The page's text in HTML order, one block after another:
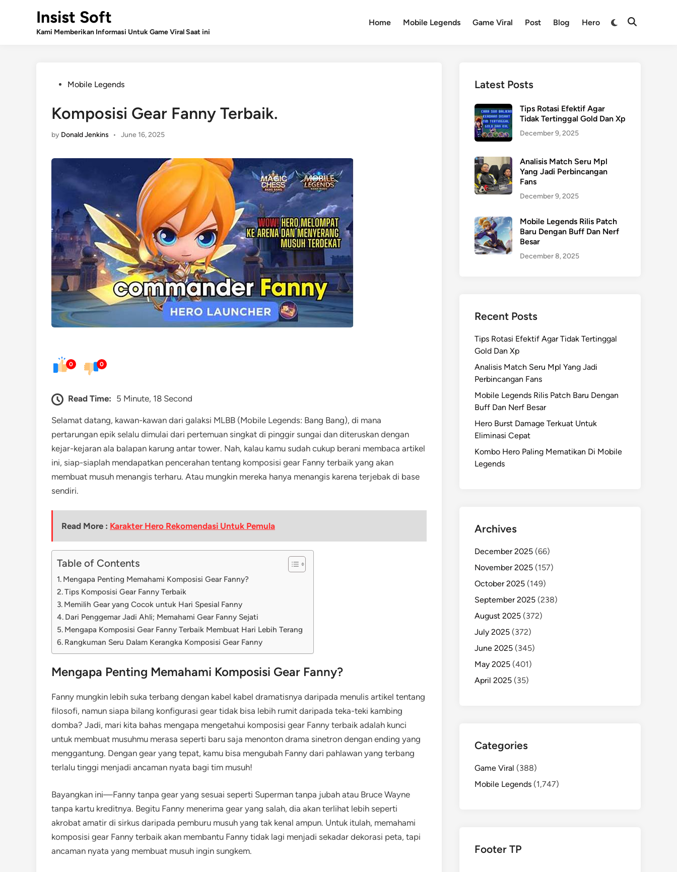
Insist Soft
Kami Memberikan Informasi Untuk Game Viral Saat ini
Home Mobile Legends Game Viral Post Blog Hero
PostedMobile Legends
Komposisi Gear Fanny Terbaik.
by Donald Jenkins • June 16, 2025
0 0
Read Time: 5 Minute, 18 Second
Selamat datang, kawan-kawan dari galaksi MLBB (Mobile Legends: Bang Bang), di mana
pertarungan epik selalu dimulai dari pertemuan singkat di pinggir sungai dan diteruskan dengan
kejar-kejaran ala balapan karung antar tower. Nah, kalau kamu sudah cukup berani membaca artikel
ini, siap-siaplah mendapatkan pencerahan tentang komposisi gear Fanny terbaik yang akan
membuat musuh menangis terharu. Atau mungkin mereka hanya menangis karena terjebak di base
sendiri.
Read More : Karakter Hero Rekomendasi Untuk Pemula
Table of Contents
Mengapa Penting Memahami Komposisi Gear Fanny?
Tips Komposisi Gear Fanny Terbaik
Memilih Gear yang Cocok untuk Hari Spesial Fanny
Dari Penggemar Jadi Ahli; Memahami Gear Fanny Sejati
Mengapa Komposisi Gear Fanny Terbaik Membuat Hari Lebih Terang
Rangkuman Seru Dalam Kerangka Komposisi Gear Fanny
Mengapa Penting Memahami Komposisi Gear Fanny?
Fanny mungkin lebih suka terbang dengan kabel kabel dramatisnya daripada menulis artikel tentang
filosofi, namun siapa bilang konfigurasi gear tidak bisa lebih rumit daripada teka-teki kambing
domba? Jadi, mari kita bahas mengapa mengetahui komposisi gear Fanny terbaik adalah kunci
untuk membuat musuhmu merasa seperti baru saja menonton drama sinetron dengan ending yang
menggantung. Dengan gear yang tepat, kamu bisa mengubah Fanny dari pahlawan yang terbang
terlalu tinggi menjadi ancaman nyata bagi tim musuh!
Bayangkan ini—Fanny tanpa gear yang sesuai seperti Superman tanpa jubah atau Bruce Wayne
tanpa kartu kreditnya. Begitu Fanny menerima gear yang salah, dia akan terlihat lebih seperti
akrobat amatir di sirkus daripada pemburu musuh yang tak kenal ampun. Untuk itulah, memahami
komposisi gear Fanny terbaik akan membantu Fanny tidak lagi menjadi sekadar dekorasi peta, tapi
ancaman nyata yang membuat musuh ingin sungkem.
Latest Posts
Tips Rotasi Efektif Agar
Tidak Tertinggal Gold Dan Xp
December 9, 2025
Analisis Match Seru Mpl
Yang Jadi Perbincangan
Fans
December 9, 2025
Mobile Legends Rilis Patch
Baru Dengan Buff Dan Nerf
Besar
December 8, 2025
Recent Posts
Tips Rotasi Efektif Agar Tidak Tertinggal
Gold Dan Xp
Analisis Match Seru Mpl Yang Jadi
Perbincangan Fans
Mobile Legends Rilis Patch Baru Dengan
Buff Dan Nerf Besar
Hero Burst Damage Terkuat Untuk
Eliminasi Cepat
Kombo Hero Paling Mematikan Di Mobile
Legends
Archives
December 2025 (66)
November 2025 (157)
October 2025 (149)
September 2025 (238)
August 2025 (372)
July 2025 (372)
June 2025 (345)
May 2025 (401)
April 2025 (35)
Categories
Game Viral (388)
Mobile Legends (1,747)
Footer TP